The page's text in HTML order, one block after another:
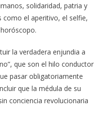
solidaridad, patria y
como el aperitivo, el selfie,
la verdadera enjundia a
que son el hilo conductor
pasar obligatoriamente
que la médula de su
conciencia revolucionaria